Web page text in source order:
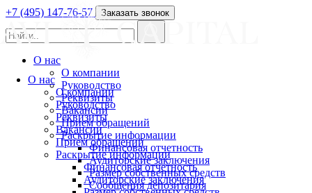
О нас
О компании
Руководство
Реквизиты
Вакансии
Прием обращений
Раскрытие информации
Финансовая отчетность
Аудиторские заключения
+7 (495) 147-76-57 Заказать звонок
О нас
О компании
Руководство
Реквизиты
Вакансии
Прием обращений
Раскрытие информации
Финансовая отчетность
Аудиторские заключения
Размер собственных средств
Сообщения депозитария